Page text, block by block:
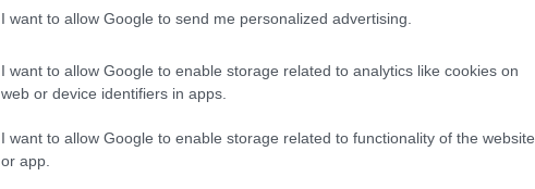
I want to allow Google to send me personalized advertising.
I want to allow Google to enable storage related to analytics like cookies on
web or device identifiers in apps.
I want to allow Google to enable storage related to functionality of the website
or app.